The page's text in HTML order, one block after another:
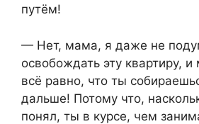
путём!
— Нет, мама, я даже не
освобождать эту квартиру,
всё равно, что ты
дальше! Потому что,
понял, ты в курсе, чем